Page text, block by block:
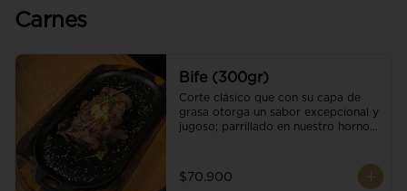
Carnes
Bife (300gr)
Corte clásico que con su capa de
grasa otorga un sabor excepcional y
jugoso; parrillado en nuestro horno
cristales de sal y mantequilla de ajo
y pimientos. Una guarnición a
$70.900